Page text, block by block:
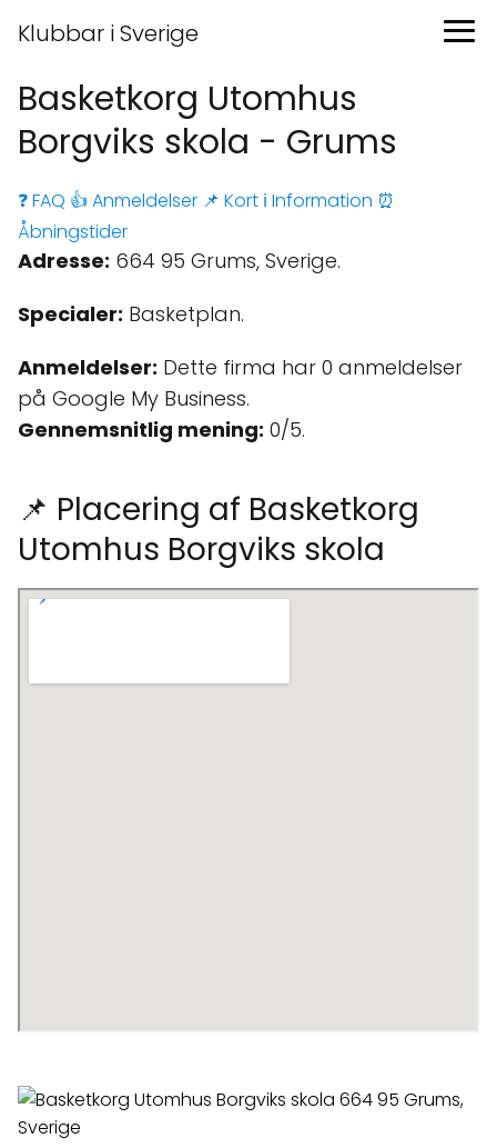
Klubbar i Sverige
Basketkorg Utomhus
Borgviks skola - Grums
❓ FAQ 👍 Anmeldelser 📌 Kort ℹ️ Information ⏰
Åbningstider
Adresse: 664 95 Grums, Sverige.
Specialer: Basketplan.
Anmeldelser: Dette firma har 0 anmeldelser
på Google My Business.
Gennemsnitlig mening: 0/5.
📌 Placering af Basketkorg
Utomhus Borgviks skola